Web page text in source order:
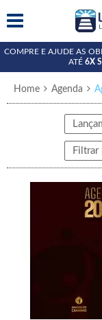
COMPRE E AJUDE AS
ATÉ 6X
Home Agenda
Filtrar